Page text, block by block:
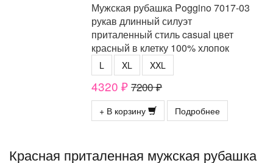
Мужская рубашка Poggino 7017-03
рукав длинный силуэт
приталенный стиль casual цвет
красный в клетку 100% хлопок
L XL XXL
4320 ₽ 7200 ₽
+ В корзину Подробнее
Красная приталенная мужская рубашка